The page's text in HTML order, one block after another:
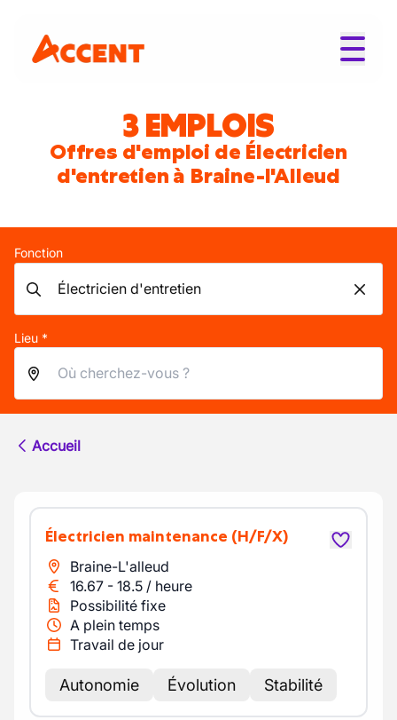
3 EMPLOIS
Offres d'emploi de Électricien
d'entretien à Braine-l'Alleud
Fonction
Lieu *
Accueil
Électricien maintenance (H/F/X)
Braine-L'alleud
16.67 - 18.5 / heure
Possibilité fixe
A plein temps
Travail de jour
Autonomie Évolution Stabilité